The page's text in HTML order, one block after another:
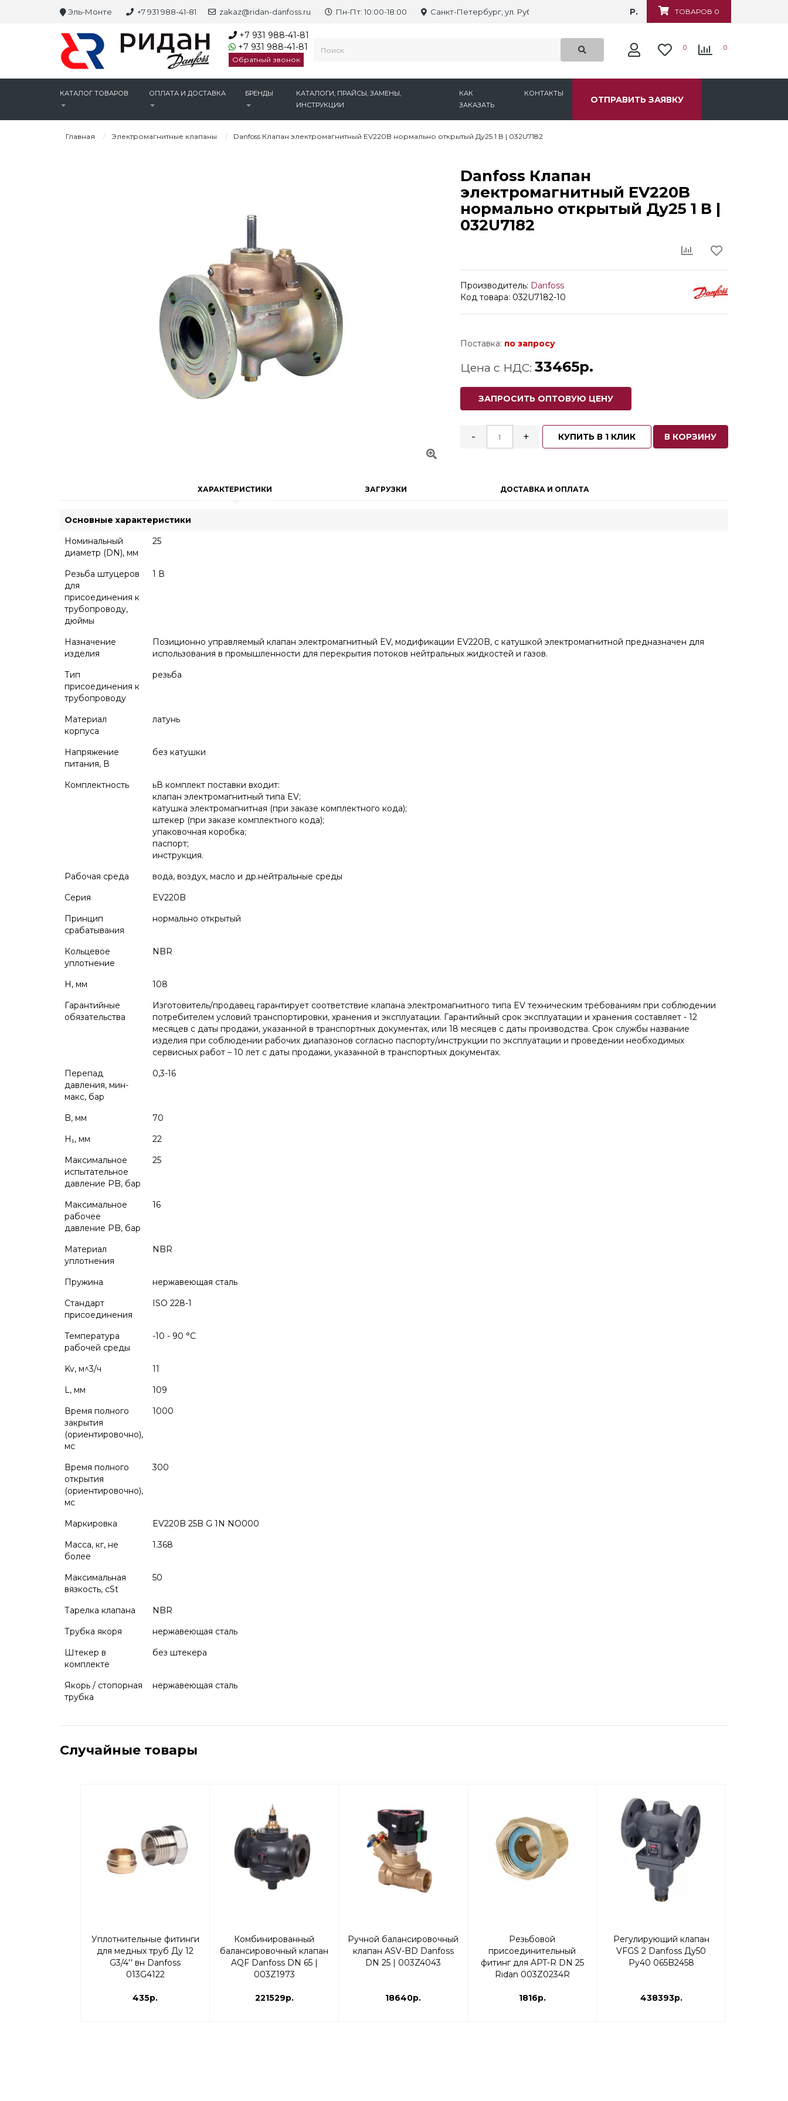
Эль-Монте +7 931 988-41-81 zakaz@ridan-danfoss.ru Пн-Пт: 10:00-18:00 Санкт-Петербург, ул. Рубежная, д.6 ТОВАРОВ 0
Р.
+7 931 988-41-81
+7 931 988-41-81
Обратный звонок
0 0
КАТАЛОГ ТОВАРОВ ОПЛАТА И ДОСТАВКА БРЕНДЫ
КАТАЛОГИ, ПРАЙСЫ, ЗАМЕНЫ,
ИНСТРУКЦИИ
КАК
ЗАКАЗАТЬ
КОНТАКТЫ
ОТПРАВИТЬ ЗАЯВКУ
Главная Электромагнитные клапаны Danfoss Клапан электромагнитный EV220B нормально открытый Ду25 1 В | 032U7182
Danfoss Клапан
электромагнитный EV220B
нормально открытый Ду25 1 В |
032U7182
Производитель: Danfoss
Код товара: 032U7182-10
Поставка: по запросу
Цена с НДС: 33465р.
ЗАПРОСИТЬ ОПТОВУЮ ЦЕНУ
- + КУПИТЬ В 1 КЛИК В КОРЗИНУ
ХАРАКТЕРИСТИКИ ЗАГРУЗКИ ДОСТАВКА И ОПЛАТА
Основные характеристики
Номинальный
диаметр (DN), мм
25
Резьба штуцеров
для
присоединения к
трубопроводу,
дюймы
1 В
Назначение
изделия
Позиционно управляемый клапан электромагнитный EV, модификации EV220B, с катушкой электромагнитной предназначен для
использования в промышленности для перекрытия потоков нейтральных жидкостей и газов.
Тип
присоединения к
трубопроводу
резьба
Материал
корпуса
латунь
Напряжение
питания, В
без катушки
Комплектность
ьВ комплект поставки входит:
клапан электромагнитный типа EV;
катушка электромагнитная (при заказе комплектного кода);
штекер (при заказе комплектного кода);
упаковочная коробка;
паспорт;
инструкция.
Рабочая среда
вода, воздух, масло и др.нейтральные среды
Серия
EV220B
Принцип
срабатывания
нормально открытый
Кольцевое
уплотнение
NBR
H, мм
108
Гарантийные
обязательства
Изготовитель/продавец гарантирует соответствие клапана электромагнитного типа EV техническим требованиям при соблюдении
потребителем условий транспортировки, хранения и эксплуатации. Гарантийный срок эксплуатации и хранения составляет - 12
месяцев с даты продажи, указанной в транспортных документах, или 18 месяцев с даты производства. Срок службы название
изделия при соблюдении рабочих диапазонов согласно паспорту/инструкции по эксплуатации и проведении необходимых
сервисных работ – 10 лет с даты продажи, указанной в транспортных документах.
Перепад
давления, мин-
макс, бар
0,3-16
B, мм
70
H₁, мм
22
Максимальное
испытательное
давление PB, бар
25
Максимальное
рабочее
давление PB, бар
16
Материал
уплотнения
NBR
Пружина
нержавеющая сталь
Стандарт
присоединения
ISO 228-1
Температура
рабочей среды
-10 - 90 °C
Kv, м^3/ч
11
L, мм
109
Время полного
закрытия
(ориентировочно),
мс
1000
Время полного
открытия
(ориентировочно),
мс
300
Маркировка
EV220B 25B G 1N NO000
Масса, кг, не
более
1.368
Максимальная
вязкость, cSt
50
Тарелка клапана
NBR
Трубка якоря
нержавеющая сталь
Штекер в
комплекте
без штекера
Якорь / стопорная
трубка
нержавеющая сталь
Случайные товары
Уплотнительные фитинги
для медных труб Ду 12
G3/4'' вн Danfoss
013G4122
435р.
Комбинированный
балансировочный клапан
AQF Danfoss DN 65 |
003Z1973
221529р.
Ручной балансировочный
клапан ASV-BD Danfoss
DN 25 | 003Z4043
18640р.
Резьбовой
присоединительный
фитинг для APT-R DN 25
Ridan 003Z0234R
1816р.
Регулирующий клапан
VFGS 2 Danfoss Ду50
Ру40 065B2458
438393р.